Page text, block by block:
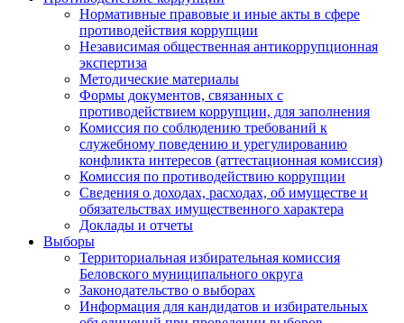
Нормативные правовые и иные акты в сфере
противодействия коррупции
Независимая общественная антикоррупционная
экспертиза
Методические материалы
Формы документов, связанных с
противодействием коррупции, для заполнения
Комиссия по соблюдению требований к
служебному поведению и урегулированию
конфликта интересов (аттестационная комиссия)
Комиссия по противодействию коррупции
Сведения о доходах, расходах, об имуществе и
обязательствах имущественного характера
Доклады и отчеты
Выборы
Территориальная избирательная комиссия
Беловского муниципального округа
Законодательство о выборах
Информация для кандидатов и избирательных